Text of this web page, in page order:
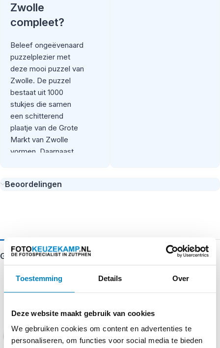
Toestemming Details Over
Deze website maakt gebruik van cookies
We gebruiken cookies om content en advertenties te
personaliseren, om functies voor social media te bieden
Zwolle
compleet?
Beleef ongeëvenaard
puzzelplezier met
deze mooi puzzel van
Zwolle. De puzzel
bestaat uit 1000
stukjes die samen
een schitterend
plaatje van de Grote
Markt van Zwolle
vormen. Daarnaast
perspectief. De
Aangezien de puzzel
een standaard
het resultaat inlijsten
en aan de muur
zullen gegarandeerd
genieten van deze
puzzel van de Grote
Beoordelingen
Gerelateerde producten